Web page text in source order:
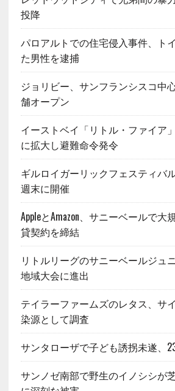
投降
パロアルトでの住宅侵入事件、ト
た男性を逮捕
ジョリビー、サンフランシスコ中
舗オープン
イーストベイ「リトル・ファイア
に拡大し避難命令発令
ギルロイガーリックフェスティバ
週末に開催
AppleとAmazon、サニーベールで
貸契約を締結
リトルリーグのサニーベールジュ
地域大会に進出
テイラーファームズのレタス、サ
染源として調査
サンタローザで子ども誘拐未遂、
サンノゼ南部で野生のイノシシが